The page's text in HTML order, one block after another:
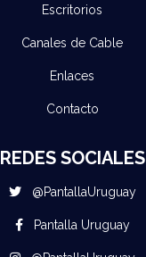
Escritorios
Canales de Cable
Enlaces
Contacto
REDES SOCIALES
@PantallaUruguay
Pantalla Uruguay